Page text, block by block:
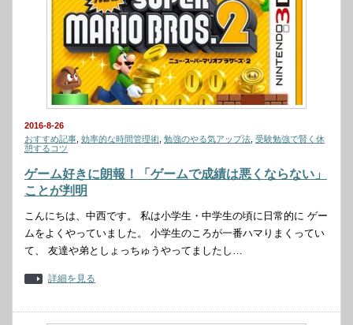
2016-8-26
おすすめ記事 効率的な時間管理術 勉強のやる気アップ法 受験勉強で賢く休
憩するコツ
ゲーム好きに朗報！「ゲームで成績は悪くならない」
ことが判明
こんにちは、中西です。 私は小学生・中学生の頃に日常的に ゲー
ムをよくやっていました。 小学生のころが一番ハマりまくってい
て、 友達や弟としょっちゅうやってましたし…
詳細を見る